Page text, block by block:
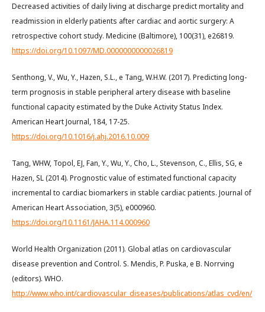
Decreased activities of daily living at discharge predict mortality and
readmission in elderly patients after cardiac and aortic surgery: A
retrospective cohort study. Medicine (Baltimore), 100(31), e26819.
https://doi.org/10.1097/MD.0000000000026819
Senthong, V., Wu, Y., Hazen, S.L., e Tang, W.H.W. (2017). Predicting long-
term prognosis in stable peripheral artery disease with baseline
functional capacity estimated by the Duke Activity Status Index.
American Heart Journal, 184, 17-25.
https://doi.org/10.1016/j.ahj.2016.10.009
Tang, WHW, Topol, EJ, Fan, Y., Wu, Y., Cho, L., Stevenson, C., Ellis, SG, e
Hazen, SL (2014). Prognostic value of estimated functional capacity
incremental to cardiac biomarkers in stable cardiac patients. Journal of
American Heart Association, 3(5), e000960.
https://doi.org/10.1161/JAHA.114.000960
World Health Organization (2011). Global atlas on cardiovascular
disease prevention and Control. S. Mendis, P. Puska, e B. Norrving
(editors). WHO.
http://www.who.int/cardiovascular_diseases/publications/atlas_cvd/en/